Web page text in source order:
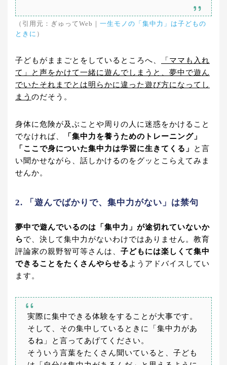
（引用元：ぎゅってWeb｜ 一生モノの「集中力」は子どもの
ときに ）
子どもがままごとをしているところへ、
「ママも入れ
て」と声をかけて一緒に遊んでしまうと、夢中で遊ん
でいたそれまでとは明らかに違った遊び方になってし
まう のだそう。
身体に危険が及ぶことや周りの人に迷惑をかけること
でなければ、
「集中力を養うためのトレーニング」
「ここで身についた集中力は学習に生きてくる」
と言
い聞かせながら、話しかけるのをグッとこらえてみま
せんか。
2. 「遊んでばかりで、集中力がない」は禁句
夢中で遊んでいるのは「集中力」が途切れていないか
らで、決して集中力がないわけではありません。教育
評論家の親野智可等さんは、 子どもには楽しくて集中
できることをたくさんやらせる ようアドバイスしてい
ます。
実際に集中できる体験をすることが大事です。
そして、その集中しているときに「集中力があ
るね」と言ってあげてください。
そういう言葉をたくさん聞いていると、子ども